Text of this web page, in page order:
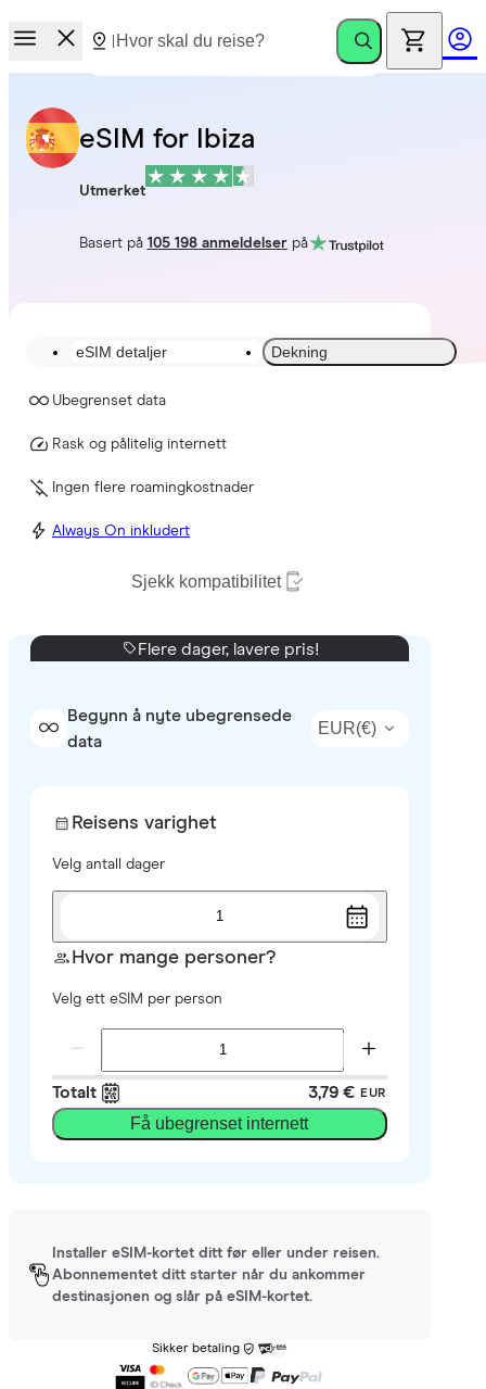
eSIM for Ibiza
Utmerket
Basert på 105 198 anmeldelserpå
eSIM detaljer Dekning
Ubegrenset data
Rask og pålitelig internett
Ingen flere roamingkostnader
Always On inkludert
Sjekk kompatibilitet
Flere dager, lavere pris!
Begynn å nyte ubegrensede
data
EUR(€)
Reisens varighet
Velg antall dager
1
Hvor mange personer?
Velg ett eSIM per person
Totalt 3,79 € EUR
Få ubegrenset internett
Installer eSIM-kortet ditt før eller under reisen.
Abonnementet ditt starter når du ankommer
destinasjonen og slår på eSIM-kortet.
Sikker betaling